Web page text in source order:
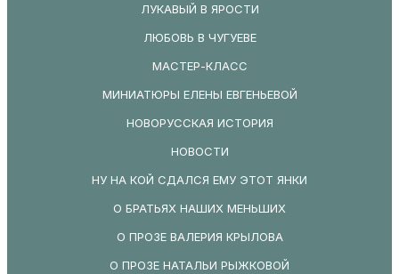
ЛУКАВЫЙ В ЯРОСТИ
ЛЮБОВЬ В ЧУГУЕВЕ
МАСТЕР-КЛАСС
МИНИАТЮРЫ ЕЛЕНЫ ЕВГЕНЬЕВОЙ
НОВОРУССКАЯ ИСТОРИЯ
НОВОСТИ
НУ НА КОЙ СДАЛСЯ ЕМУ ЭТОТ ЯНКИ
О БРАТЬЯХ НАШИХ МЕНЬШИХ
О ПРОЗЕ ВАЛЕРИЯ КРЫЛОВА
О ПРОЗЕ НАТАЛЬИ РЫЖКОВОЙ